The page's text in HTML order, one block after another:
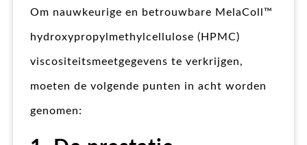
Om nauwkeurige en betrouwbare MelaColl™
hydroxypropylmethylcellulose (HPMC)
viscositeitsmeetgegevens te verkrijgen,
moeten de volgende punten in acht worden
genomen: